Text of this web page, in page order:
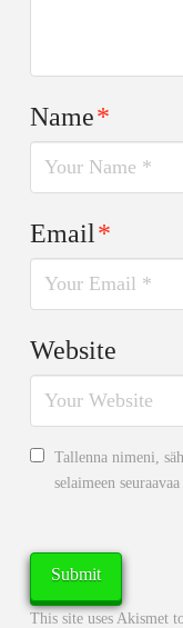
Name*
Email*
Website
Tallenna nimeni,
selaimeen
This site uses Akismet